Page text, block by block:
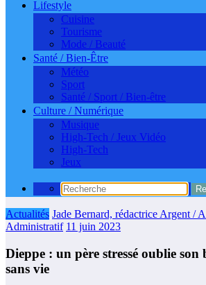
Lifestyle
Cuisine
Tourisme
Mode / Beauté
Santé / Bien-Être
Météo
Sport
Santé / Sport / Bien-être
Culture / Numérique
Musique
High-Tech / Jeux Vidéo
High-Tech
Jeux
Actualités Jade Bernard, rédactrice Argent /
Administratif 11 juin 2023
Dieppe : un père stressé oublie son
sans vie